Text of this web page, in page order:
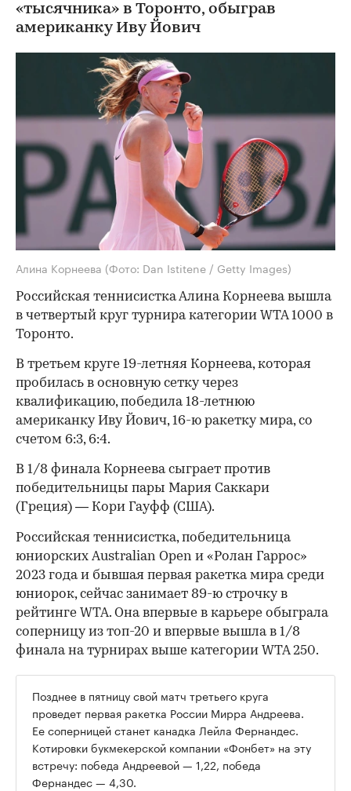
«тысячника» в Торонто, обыграв
американку Иву Йович
Алина Корнеева (Фото: Dan Istitene / Getty Images)
Российская теннисистка Алина Корнеева вышла
в четвертый круг турнира категории WTA 1000 в
Торонто.
В третьем круге 19-летняя Корнеева, которая
пробилась в основную сетку через
квалификацию, победила 18-летнюю
американку Иву Йович, 16-ю ракетку мира, со
счетом 6:3, 6:4.
В 1/8 финала Корнеева сыграет против
победительницы пары Мария Саккари
(Греция) — Кори Гауфф (США).
00:00
Российская теннисистка, победительница
юниорских Australian Open и «Ролан Гаррос»
2023 года и бывшая первая ракетка мира среди
юниорок, сейчас занимает 89-ю строчку в
рейтинге WTA. Она впервые в карьере обыграла
соперницу из топ-20 и впервые вышла в 1/8
финала на турнирах выше категории WTA 250.
Позднее в пятницу свой матч третьего круга
проведет первая ракетка России Мирра Андреева.
Ее соперницей станет канадка Лейла Фернандес.
Котировки букмекерской компании «Фонбет» на эту
встречу: победа Андреевой — 1,22, победа
Фернандес — 4,30.